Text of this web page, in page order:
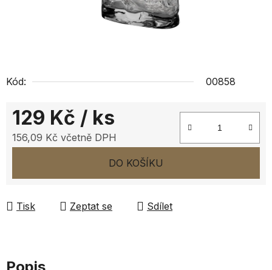
Kód: 00858
129 Kč / ks
156,09 Kč včetně DPH
DO KOŠÍKU
Tisk Zeptat se Sdílet
Popis